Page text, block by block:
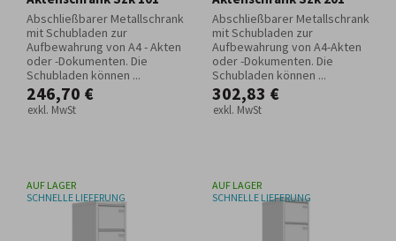
Abschließbarer Metallschrank
mit Schubladen zur
Aufbewahrung von A4 - Akten
oder -Dokumenten. Die
Schubladen können ...
246,70 €
exkl. MwSt
Abschließbarer Metallschrank
mit Schubladen zur
Aufbewahrung von A4-Akten
oder -Dokumenten. Die
Schubladen können ...
302,83 €
exkl. MwSt
AUF LAGER
SCHNELLE LIEFERUNG
AUF LAGER
SCHNELLE LIEFERUNG